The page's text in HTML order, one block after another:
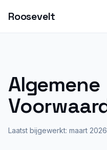
Roosevelt
Algemene
Laatst bijgewerkt: maart 2026